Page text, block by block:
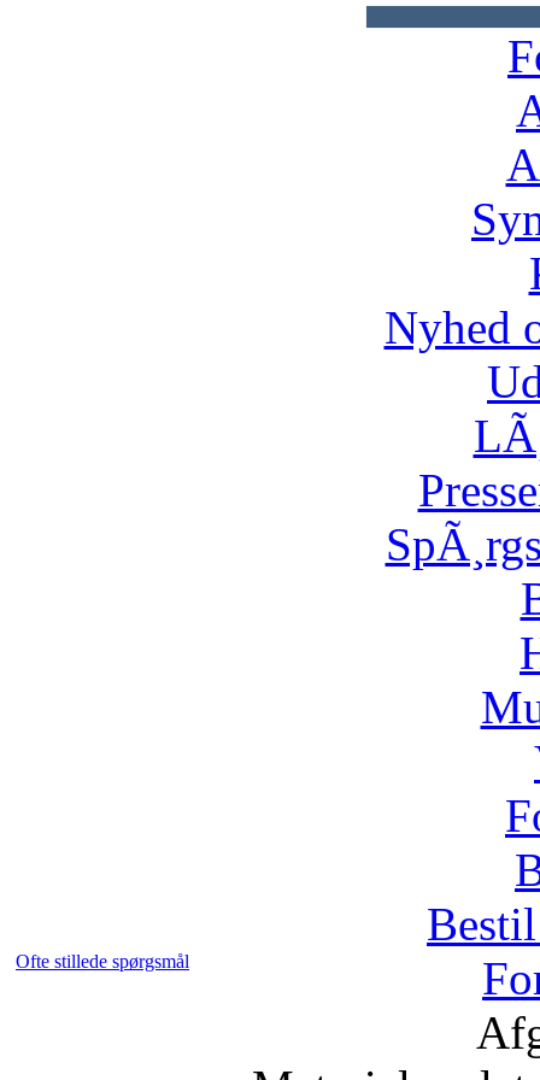
Nyhed
Ofte stillede spørgsmål